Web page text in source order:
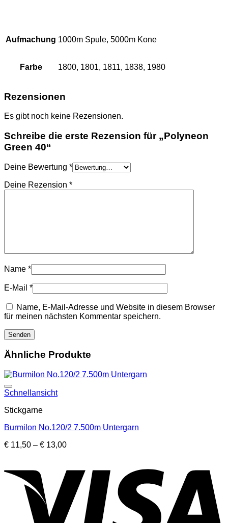
Aufmachung 1000m Spule, 5000m Kone
Farbe 1800, 1801, 1811, 1838, 1980
Rezensionen
Es gibt noch keine Rezensionen.
Schreibe die erste Rezension für „Polyneon
Green 40“
Deine Bewertung *
Deine Rezension *
Name *
E-Mail *
Name, E-Mail-Adresse und Website in diesem Browser
für meinen nächsten Kommentar speichern.
Ähnliche Produkte
Schnellansicht
Stickgarne
Burmilon No.120/2 7.500m Untergarn
€ 11,50 – € 13,00Preisspanne:
€ 13,00